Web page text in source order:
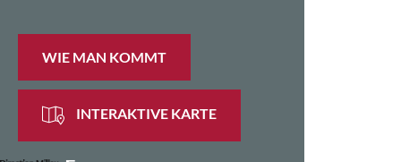
WIE MAN KOMMT
INTERAKTIVE KARTE